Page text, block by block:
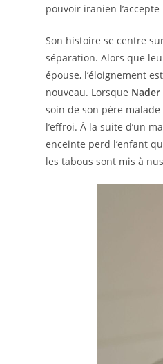
pouvoir iranien l’accepte
Son histoire se centre
séparation. Alors que
épouse, l’éloignement
nouveau. Lorsque Nader
soin de son père
l’effroi. À la suite d’un
enceinte perd l’enfant
les tabous sont mis à